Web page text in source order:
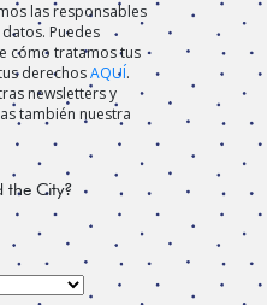
las responsables
Puedes
cómo tratamos tus
derechosAQUÍ.
newsletters y
también nuestra
the City?